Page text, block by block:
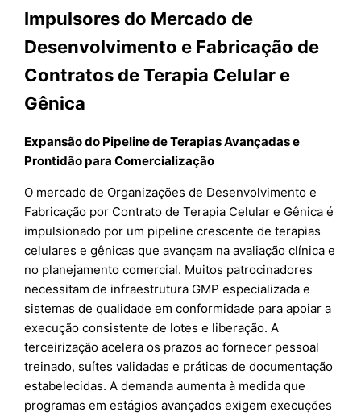
Impulsores do Mercado de
Desenvolvimento e Fabricação de
Contratos de Terapia Celular e
Gênica
Expansão do Pipeline de Terapias Avançadas e
Prontidão para Comercialização
O mercado de Organizações de Desenvolvimento e
Fabricação por Contrato de Terapia Celular e Gênica é
impulsionado por um pipeline crescente de terapias
celulares e gênicas que avançam na avaliação clínica e
no planejamento comercial. Muitos patrocinadores
necessitam de infraestrutura GMP especializada e
sistemas de qualidade em conformidade para apoiar a
execução consistente de lotes e liberação. A
terceirização acelera os prazos ao fornecer pessoal
treinado, suítes validadas e práticas de documentação
estabelecidas. A demanda aumenta à medida que
programas em estágios avançados exigem execuções